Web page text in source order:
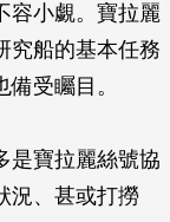
容小覷。寶拉麗
究船的基本任務
受矚目。
是寶拉麗絲號協
況、甚或打撈